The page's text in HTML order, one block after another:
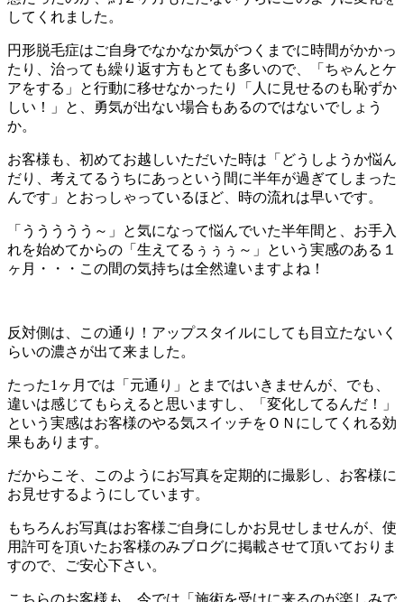
してくれました。
円形脱毛症はご自身でなかなか気がつくまでに時間がかかっ
たり、治っても繰り返す方もとても多いので、「ちゃんとケ
アをする」と行動に移せなかったり「人に見せるのも恥ずか
しい！」と、勇気が出ない場合もあるのではないでしょう
か。
お客様も、初めてお越しいただいた時は「どうしようか悩ん
だり、考えてるうちにあっという間に半年が過ぎてしまった
んです」とおっしゃっているほど、時の流れは早いです。
「ううううう～」と気になって悩んでいた半年間と、お手入
れを始めてからの「生えてるぅぅぅ～」という実感のある１
ヶ月・・・この間の気持ちは全然違いますよね！
反対側は、この通り！アップスタイルにしても目立たないく
らいの濃さが出て来ました。
たった1ヶ月では「元通り」とまではいきませんが、でも、
違いは感じてもらえると思いますし、「変化してるんだ！」
という実感はお客様のやる気スイッチをＯＮにしてくれる効
果もあります。
だからこそ、このようにお写真を定期的に撮影し、お客様に
お見せするようにしています。
もちろんお写真はお客様ご自身にしかお見せしませんが、使
用許可を頂いたお客様のみブログに掲載させて頂いておりま
すので、ご安心下さい。